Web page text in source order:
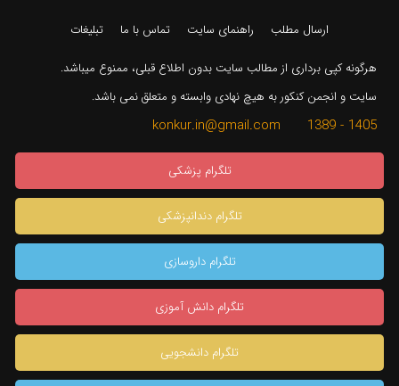
ارسال مطلب راهنمای سایت تماس با ما تبلیغات
هرگونه کپی برداری از مطالب سایت بدون اطلاع قبلی، ممنوع میباشد.
سایت و انجمن کنکور به هیچ نهادی وابسته و متعلق نمی باشد.
1405 - 1389 konkur.in@gmail.com
تلگرام پزشکی
تلگرام دندانپزشکی
تلگرام داروسازی
تلگرام دانش آموزی
تلگرام دانشجویی